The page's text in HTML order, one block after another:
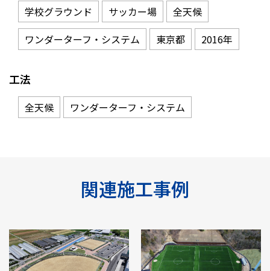
学校グラウンド サッカー場
全天候
ワンダーターフ・システム
東京都 2016年
工法
全天候 ワンダーターフ・システム
関連施工事例